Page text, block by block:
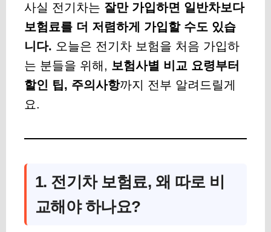
사실 전기차는 잘만 가입하면 일반차보다
보험료를 더 저렴하게 가입할 수도 있습
니다. 오늘은 전기차 보험을 처음 가입하
는 분들을 위해, 보험사별 비교 요령부터
할인 팁, 주의사항까지 전부 알려드릴게
요.
1. 전기차 보험료, 왜 따로 비
교해야 하나요?